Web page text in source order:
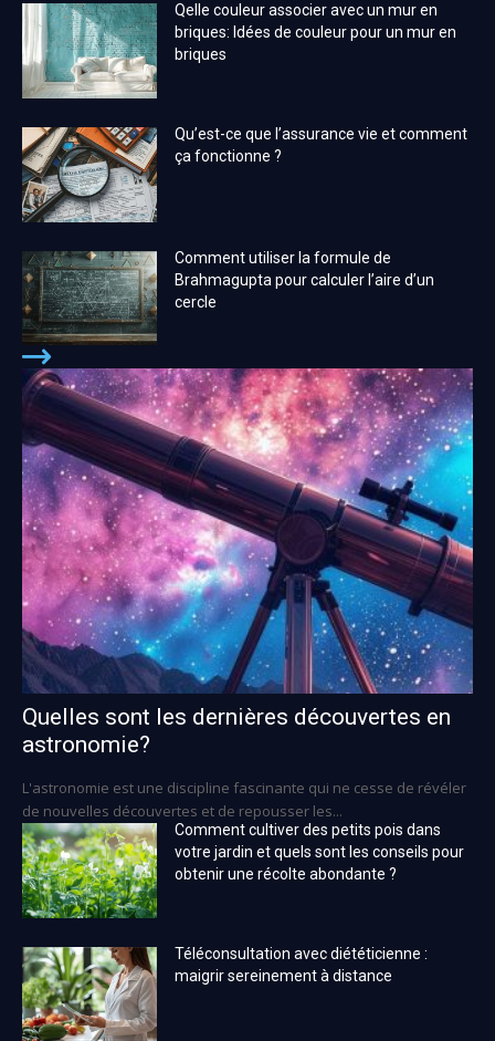
Qelle couleur associer avec un mur en
briques: Idées de couleur pour un mur en
briques
Qu’est-ce que l’assurance vie et comment
ça fonctionne ?
Comment utiliser la formule de
Brahmagupta pour calculer l’aire d’un
cercle
Quelles sont les dernières découvertes en
astronomie?
L'astronomie est une discipline fascinante qui ne cesse de révéler
de nouvelles découvertes et de repousser les...
Comment cultiver des petits pois dans
votre jardin et quels sont les conseils pour
obtenir une récolte abondante ?
Téléconsultation avec diététicienne :
maigrir sereinement à distance